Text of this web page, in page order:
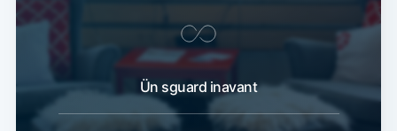
Ün sguard inavant